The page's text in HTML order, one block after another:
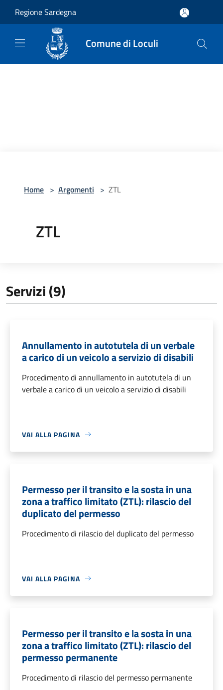
Regione Sardegna
Comune di Loculi
Home > Argomenti > ZTL
ZTL
Servizi (9)
Annullamento in autotutela di un verbale
a carico di un veicolo a servizio di disabili
Procedimento di annullamento in autotutela di un
verbale a carico di un veicolo a servizio di disabili
VAI ALLA PAGINA
Permesso per il transito e la sosta in una
zona a traffico limitato (ZTL): rilascio del
duplicato del permesso
Procedimento di rilascio del duplicato del permesso
VAI ALLA PAGINA
Permesso per il transito e la sosta in una
zona a traffico limitato (ZTL): rilascio del
permesso permanente
Procedimento di rilascio del permesso permanente